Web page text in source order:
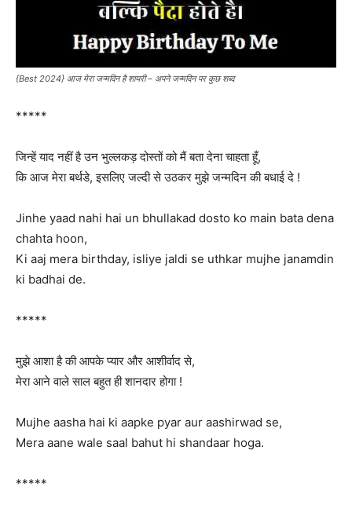
{Best 2024} आज मेरा जन्मदिन है शायरी – अपने जन्मदिन पर कुछ शब्द
*****
जिन्हें याद नहीं है उन भुल्लकड़ दोस्तों को मैं बता देना चाहता हूँ,
कि आज मेरा बर्थडे, इसलिए जल्दी से उठकर मुझे जन्मदिन की बधाई दे !
Jinhe yaad nahi hai un bhullakad dosto ko main bata dena
chahta hoon,
Ki aaj mera birthday, isliye jaldi se uthkar mujhe janamdin
ki badhai de.
*****
मुझे आशा है की आपके प्यार और आशीर्वाद से,
मेरा आने वाले साल बहुत ही शानदार होगा !
Mujhe aasha hai ki aapke pyar aur aashirwad se,
Mera aane wale saal bahut hi shandaar hoga.
*****